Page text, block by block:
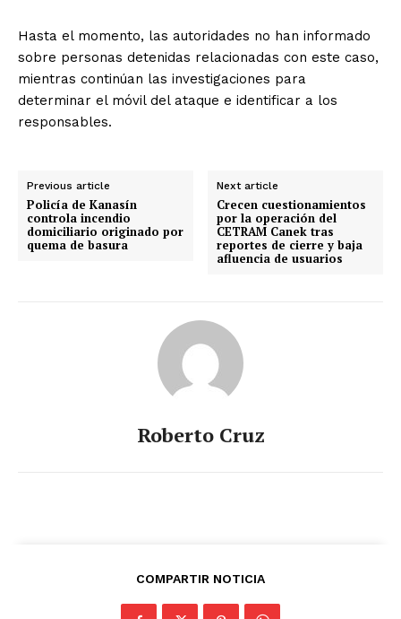
Hasta el momento, las autoridades no han informado
sobre personas detenidas relacionadas con este caso,
mientras continúan las investigaciones para
determinar el móvil del ataque e identificar a los
responsables.
Previous article
Policía de Kanasín
controla incendio
domiciliario originado por
quema de basura
Next article
Crecen cuestionamientos
por la operación del
CETRAM Canek tras
reportes de cierre y baja
afluencia de usuarios
Roberto Cruz
COMPARTIR NOTICIA